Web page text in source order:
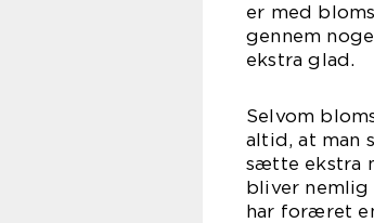
er med
gennem
Selvom
altid, at man
sætte ekstra
bliver nemlig
har